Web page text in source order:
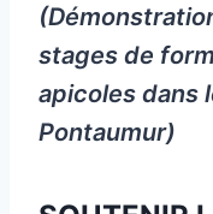
stages de
apicoles dans
Pontaumur)